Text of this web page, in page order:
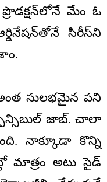
ప్రొడక్షన్‌లోనే మేం ఓ
సిరీస్‌ని
సులభమైన పని
జాబ్. చాలా
నాక్కూడా కొన్ని
మాత్రం అటు సైడ్